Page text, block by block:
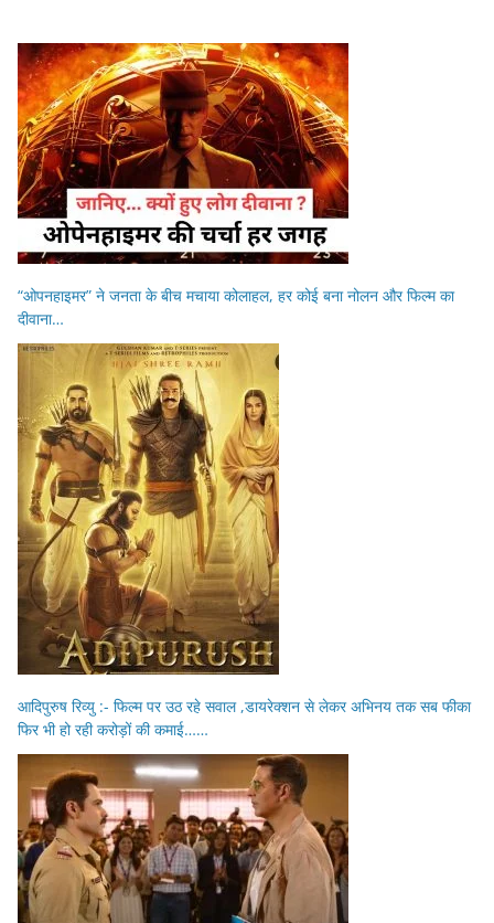
“ओपनहाइमर” ने जनता के बीच मचाया कोलाहल, हर कोई बना नोलन और फिल्म का
दीवाना…
आदिपुरुष रिव्यु :- फिल्म पर उठ रहे सवाल ,डायरेक्शन से लेकर अभिनय तक सब फीका
फिर भी हो रही करोड़ों की कमाई……